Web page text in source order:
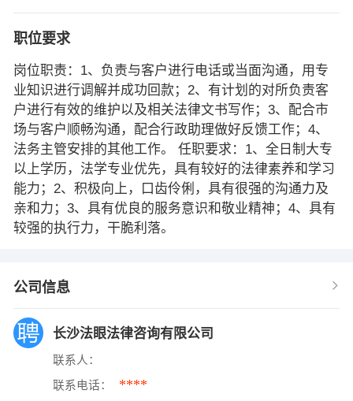
职位要求
岗位职责：1、负责与客户进行电话或当面沟通，用专
业知识进行调解并成功回款；2、有计划的对所负责客
户进行有效的维护以及相关法律文书写作；3、配合市
场与客户顺畅沟通，配合行政助理做好反馈工作；4、
法务主管安排的其他工作。 任职要求：1、全日制大专
以上学历，法学专业优先，具有较好的法律素养和学习
能力；2、积极向上，口齿伶俐，具有很强的沟通力及
亲和力；3、具有优良的服务意识和敬业精神；4、具有
较强的执行力，干脆利落。
公司信息
长沙法眼法律咨询有限公司
联系人：
联系电话： ****